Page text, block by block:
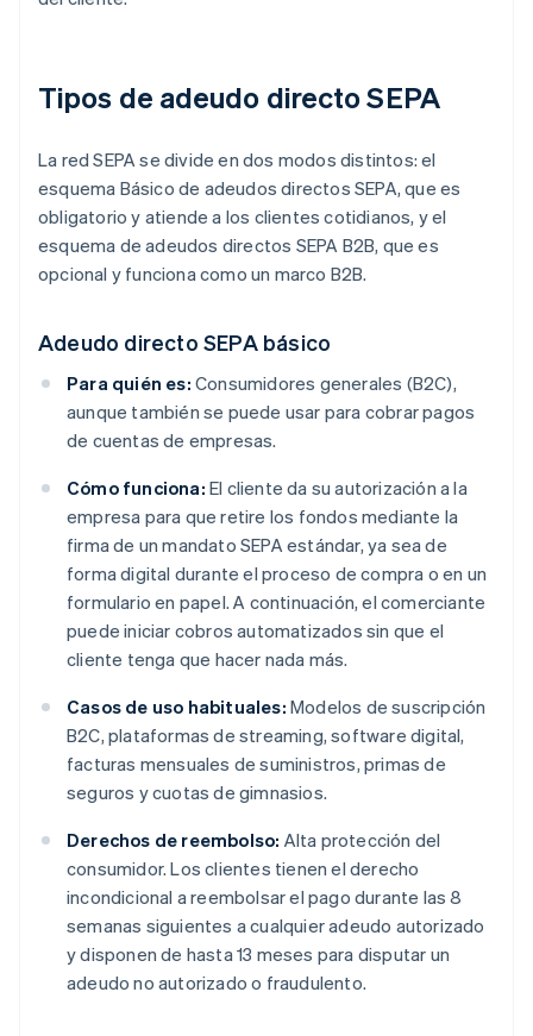
Tipos de adeudo directo SEPA
La red SEPA se divide en dos modos distintos: el
esquema Básico de adeudos directos SEPA, que es
obligatorio y atiende a los clientes cotidianos, y el
esquema de adeudos directos SEPA B2B, que es
opcional y funciona como un marco B2B.
Adeudo directo SEPA básico
Para quién es: Consumidores generales (B2C),
aunque también se puede usar para cobrar pagos
de cuentas de empresas.
Cómo funciona: El cliente da su autorización a la
empresa para que retire los fondos mediante la
firma de un mandato SEPA estándar, ya sea de
forma digital durante el proceso de compra o en un
formulario en papel. A continuación, el comerciante
puede iniciar cobros automatizados sin que el
cliente tenga que hacer nada más.
Casos de uso habituales: Modelos de suscripción
B2C, plataformas de streaming, software digital,
facturas mensuales de suministros, primas de
seguros y cuotas de gimnasios.
Derechos de reembolso: Alta protección del
consumidor. Los clientes tienen el derecho
incondicional a reembolsar el pago durante las 8
semanas siguientes a cualquier adeudo autorizado
y disponen de hasta 13 meses para disputar un
adeudo no autorizado o fraudulento.